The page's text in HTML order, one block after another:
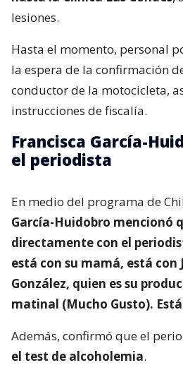
lesiones.
Hasta el momento, personal
la espera de la confirmación
conductor de la motocicleta,
instrucciones de fiscalía.
Francisca García-
el periodista
En medio del programa de
García-Huidobro mencionó
directamente con el
está con su mamá, está con
González, quien es su
matinal (Mucho Gusto).
Además, confirmó que el
el test de alcoholemia.